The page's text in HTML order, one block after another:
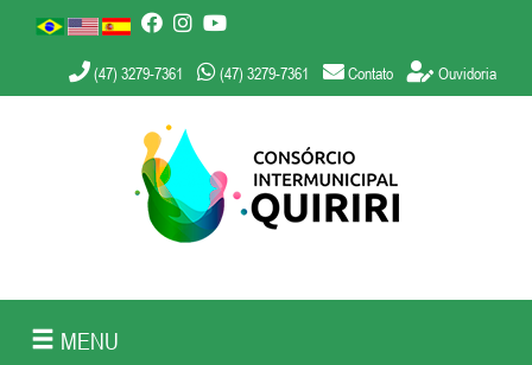
(47) 3279-7361 (47) 3279-7361 Contato Ouvidoria
MENU